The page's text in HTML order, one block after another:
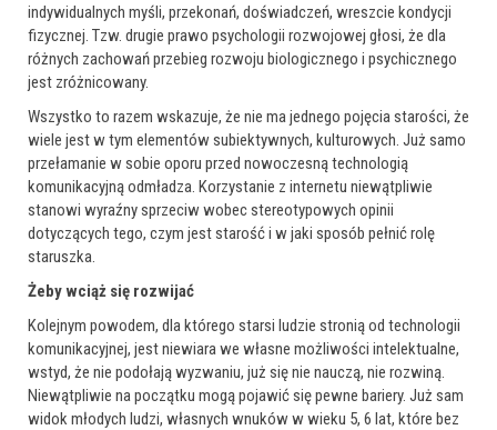
indywidualnych myśli, przekonań, doświadczeń, wreszcie kondycji
fizycznej. Tzw. drugie prawo psychologii rozwojowej głosi, że dla
różnych zachowań przebieg rozwoju biologicznego i psychicznego
jest zróżnicowany.
Wszystko to razem wskazuje, że nie ma jednego pojęcia starości, że
wiele jest w tym elementów subiektywnych, kulturowych. Już samo
przełamanie w sobie oporu przed nowoczesną technologią
komunikacyjną odmładza. Korzystanie z internetu niewątpliwie
stanowi wyraźny sprzeciw wobec stereotypowych opinii
dotyczących tego, czym jest starość i w jaki sposób pełnić rolę
staruszka.
Żeby wciąż się rozwijać
Kolejnym powodem, dla którego starsi ludzie stronią od technologii
komunikacyjnej, jest niewiara we własne możliwości intelektualne,
wstyd, że nie podołają wyzwaniu, już się nie nauczą, nie rozwiną.
Niewątpliwie na początku mogą pojawić się pewne bariery. Już sam
widok młodych ludzi, własnych wnuków w wieku 5, 6 lat, które bez